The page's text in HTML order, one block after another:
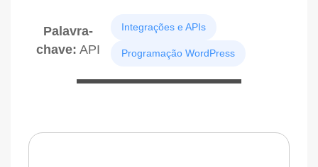
Palavra-
chave: API
Integrações e APIs
Programação WordPress